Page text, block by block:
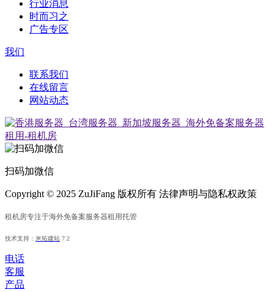
行业消息
时而习之
广告专区
我们
联系我们
在线留言
网站动态
扫码加微信
Copyright © 2025 ZuJiFang 版权所有 法律声明与隐私权政策
租机房专注于海外免备案服务器租用托管
技术支持： 米拓建站 7.2
电话
客服
产品